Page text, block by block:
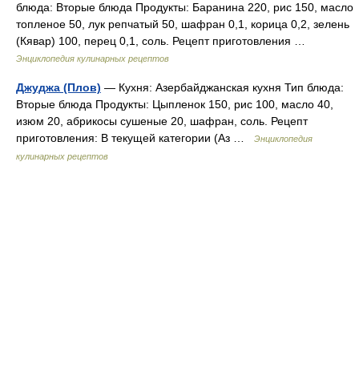
блюда: Вторые блюда Продукты: Баранина 220, рис 150, масло
топленое 50, лук репчатый 50, шафран 0,1, корица 0,2, зелень
(Кявар) 100, перец 0,1, соль. Рецепт приготовления …
Энциклопедия кулинарных рецептов
Джуджа (Плов) — Кухня: Азербайджанская кухня Тип блюда:
Вторые блюда Продукты: Цыпленок 150, рис 100, масло 40,
изюм 20, абрикосы сушеные 20, шафран, соль. Рецепт
приготовления: В текущей категории (Аз …
Энциклопедия
кулинарных рецептов